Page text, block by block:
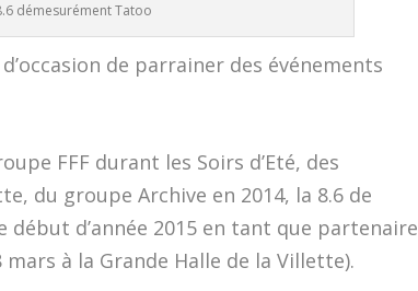
démesurément Tatoo
de parrainer des événements
FFF durant les Soirs d’Eté, des
du groupe Archive en 2014, la 8.6 de
début d’année 2015 en tant que partenaire
à la Grande Halle de la Villette).